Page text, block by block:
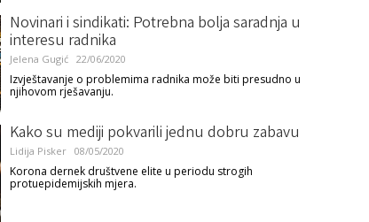
Novinari i sindikati: Potrebna bolja saradnja u
interesu radnika
Jelena Gugić 22/06/2020
Izvještavanje o problemima radnika može biti presudno u
njihovom rješavanju.
Kako su mediji pokvarili jednu dobru zabavu
Lidija Pisker 08/05/2020
Korona dernek društvene elite u periodu strogih
protuepidemijskih mjera.